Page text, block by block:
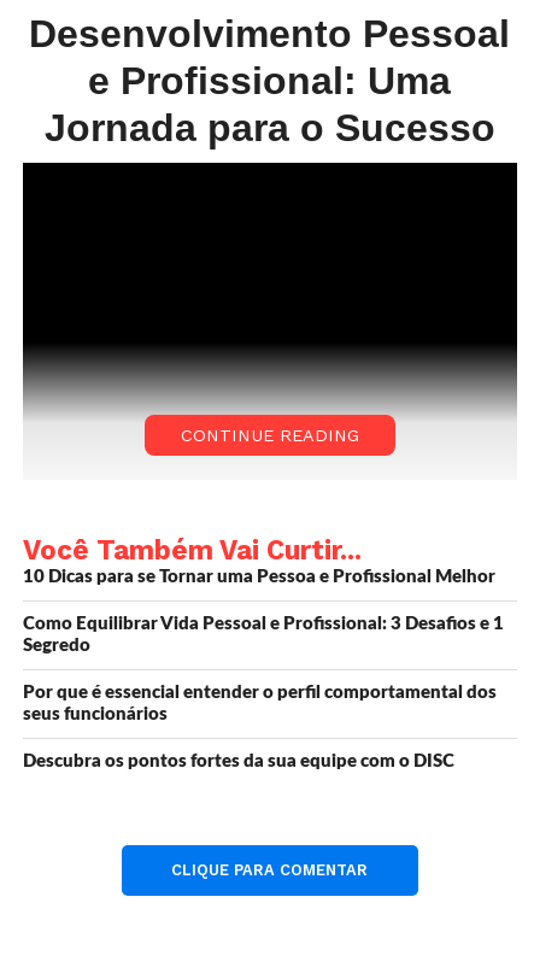
Desenvolvimento Pessoal
e Profissional: Uma
Jornada para o Sucesso
CONTINUE READING
Você Também Vai Curtir...
10 Dicas para se Tornar uma Pessoa e Profissional Melhor
Como Equilibrar Vida Pessoal e Profissional: 3 Desafios e 1
Segredo
Por que é essencial entender o perfil comportamental dos
seus funcionários
Descubra os pontos fortes da sua equipe com o DISC
CLIQUE PARA COMENTAR